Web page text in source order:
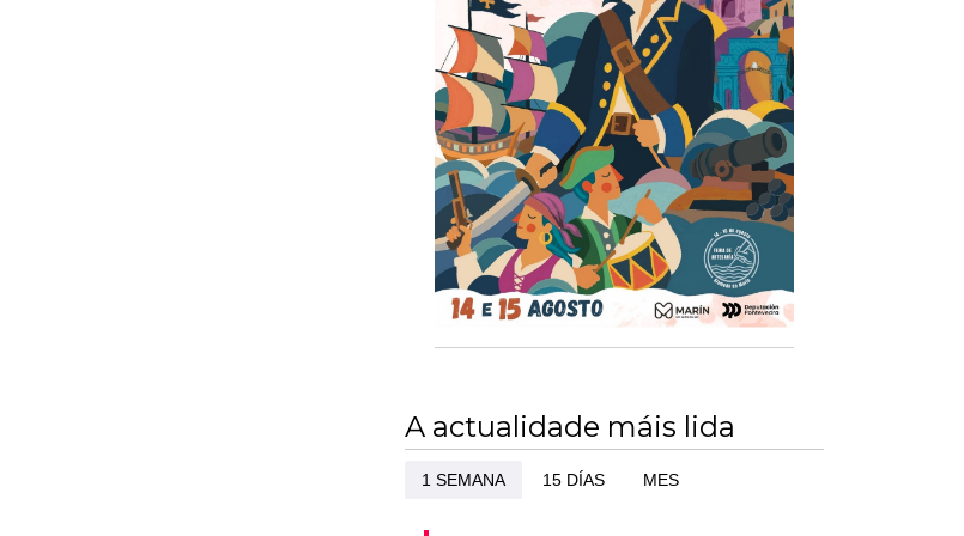
A actualidade máis lida
1 SEMANA 15 DÍAS MES